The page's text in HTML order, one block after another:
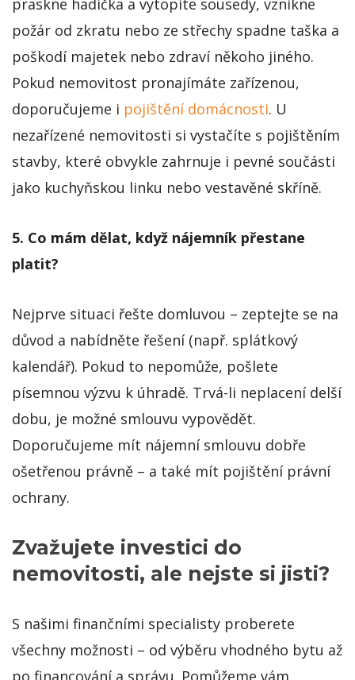
praskne hadička a vytopíte sousedy, vznikne
požár od zkratu nebo ze střechy spadne taška a
poškodí majetek nebo zdraví někoho jiného.
Pokud nemovitost pronajímáte zařízenou,
doporučujeme i pojištění domácnosti. U
nezařízené nemovitosti si vystačíte s pojištěním
stavby, které obvykle zahrnuje i pevné součásti
jako kuchyňskou linku nebo vestavěné skříně.
5. Co mám dělat, když nájemník přestane
platit?
Nejprve situaci řešte domluvou – zeptejte se na
důvod a nabídněte řešení (např. splátkový
kalendář). Pokud to nepomůže, pošlete
písemnou výzvu k úhradě. Trvá-li neplacení delší
dobu, je možné smlouvu vypovědět.
Doporučujeme mít nájemní smlouvu dobře
ošetřenou právně – a také mít pojištění právní
ochrany.
Zvažujete investici do
nemovitosti, ale nejste si jisti?
S našimi finančními specialisty proberete
všechny možnosti – od výběru vhodného bytu až